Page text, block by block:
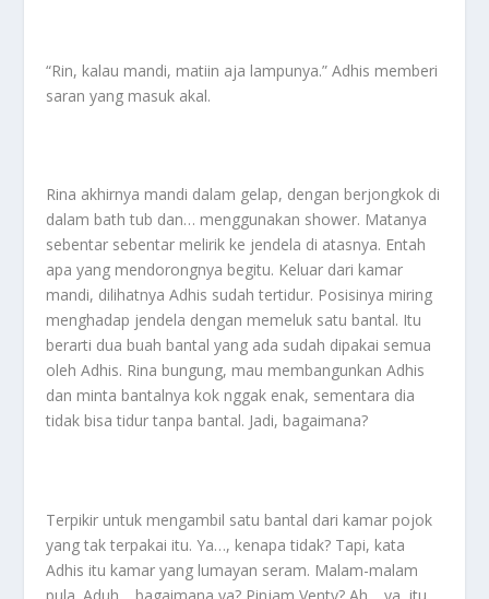
“Rin, kalau mandi, matiin aja lampunya.” Adhis memberi
saran yang masuk akal.
Rina akhirnya mandi dalam gelap, dengan berjongkok di
dalam bath tub dan… menggunakan shower. Matanya
sebentar sebentar melirik ke jendela di atasnya. Entah
apa yang mendorongnya begitu. Keluar dari kamar
mandi, dilihatnya Adhis sudah tertidur. Posisinya miring
menghadap jendela dengan memeluk satu bantal. Itu
berarti dua buah bantal yang ada sudah dipakai semua
oleh Adhis. Rina bungung, mau membangunkan Adhis
dan minta bantalnya kok nggak enak, sementara dia
tidak bisa tidur tanpa bantal. Jadi, bagaimana?
Terpikir untuk mengambil satu bantal dari kamar pojok
yang tak terpakai itu. Ya…, kenapa tidak? Tapi, kata
Adhis itu kamar yang lumayan seram. Malam-malam